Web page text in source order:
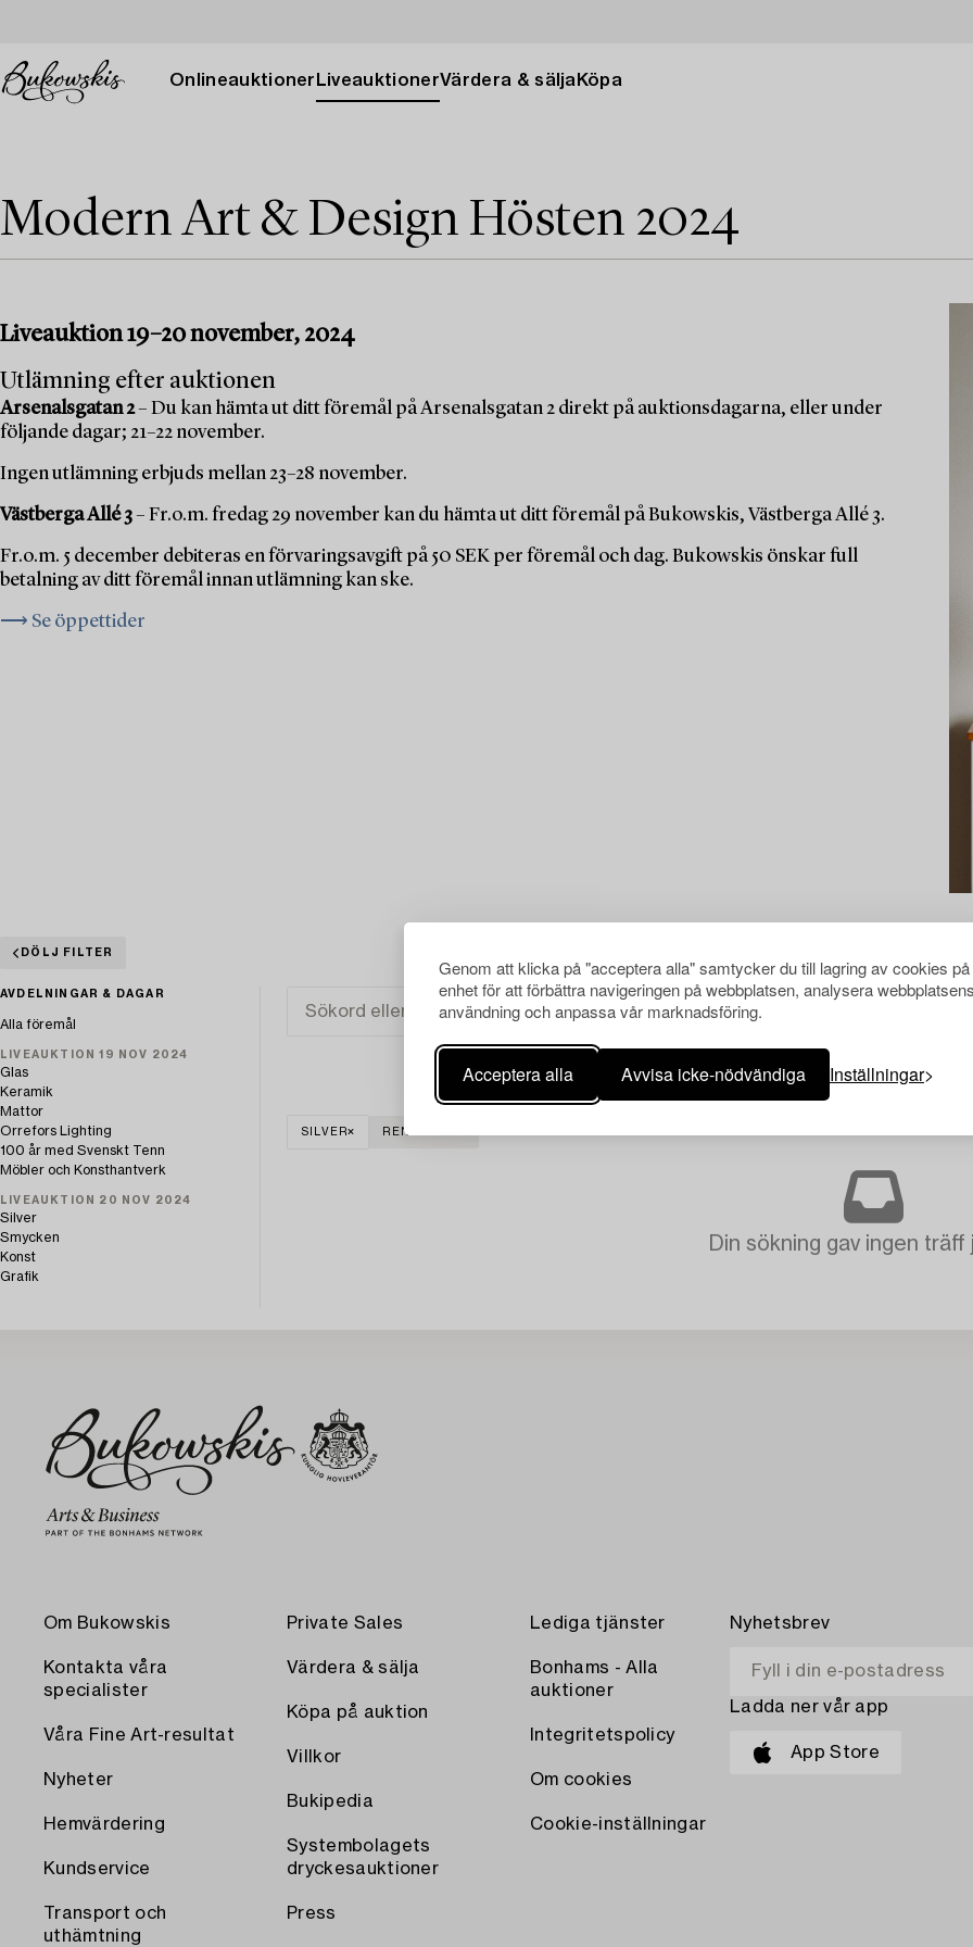
Genom att klicka på "acceptera alla" samtycker du till lagring av cookies
enhet för att förbättra navigeringen på webbplatsen, analysera
användning och anpassa vår marknadsföring.
Acceptera alla Avvisa icke-nödvändiga Inställningar
Onlineauktioner LiveauktionerVärdera & sälja Köpa
Modern Art & Design Hösten 2024
Liveauktion 19–20 november, 2024
Utlämning efter auktionen
Arsenalsgatan 2– Du kan hämta ut ditt föremål på Arsenalsgatan 2 direkt på auktionsdagarna, eller under
följande dagar; 21–22 november.
Ingen utlämning erbjuds mellan 23–28 november.
Västberga Allé 3– Fr.o.m. fredag 29 november kan du hämta ut ditt föremål på Bukowskis, Västberga Allé 3.
Fr.o.m. 5 december debiteras en förvaringsavgift på 50 SEK per föremål och dag. Bukowskis önskar full
betalning av ditt föremål innan utlämning kan ske.
⟶ Se öppettider
DÖLJ FILTER
AVDELNINGAR & DAGAR
Alla föremål
LIVEAUKTION 19 NOV 2024
Glas
Keramik
Mattor
Orrefors Lighting
100 år med Svenskt Tenn
Möbler och Konsthantverk
LIVEAUKTION 20 NOV 2024
Silver
Smycken
Konst
Grafik
SILVER RENSA ALLA
Din sökning gav ingen träff
Om Bukowskis
Kontakta våra
specialister
Våra Fine Art-resultat
Nyheter
Hemvärdering
Kundservice
Transport och
uthämtning
Private Sales
Värdera & sälja
Köpa på auktion
Villkor
Bukipedia
Systembolagets
dryckesauktioner
Press
Lediga tjänster
Bonhams - Alla
auktioner
Integritetspolicy
Om cookies
Cookie-inställningar
Nyhetsbrev
Ladda ner vår app
App Store